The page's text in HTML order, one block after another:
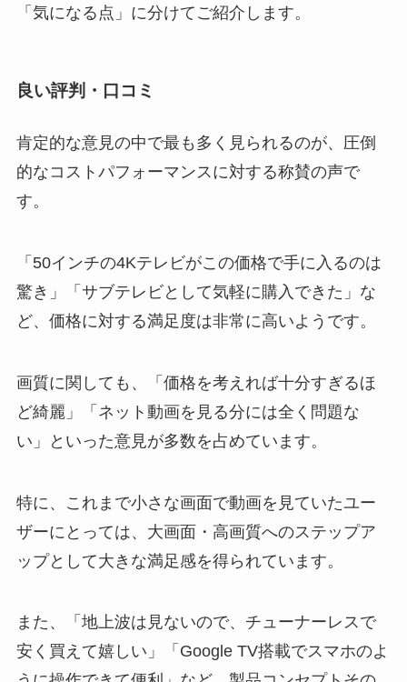
「気になる点」に分けてご紹介します。
良い評判・口コミ
肯定的な意見の中で最も多く見られるのが、圧倒
的なコストパフォーマンスに対する称賛の声で
す。
「50インチの4Kテレビがこの価格で手に入るのは
驚き」「サブテレビとして気軽に購入できた」な
ど、価格に対する満足度は非常に高いようです。
画質に関しても、「価格を考えれば十分すぎるほ
ど綺麗」「ネット動画を見る分には全く問題な
い」といった意見が多数を占めています。
特に、これまで小さな画面で動画を見ていたユー
ザーにとっては、大画面・高画質へのステップア
ップとして大きな満足感を得られています。
また、「地上波は見ないので、チューナーレスで
安く買えて嬉しい」「Google TV搭載でスマホのよ